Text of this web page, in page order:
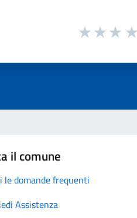
il comune
le domande frequenti
Assistenza